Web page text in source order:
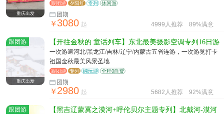
重庆出发
跟团游 夕阳红 专列 休闲游
团期
￥3080 起 4999人推荐 89%满意
跟团游
重庆出发
【开往金秋的 童话列车】东北最美摄影空调专列16日游
一次游遍河北/黑龙江/吉林/辽宁/内蒙古五省连游，一次游览打卡
祖国金秋最美风景圣地
跟团游 专列 纯玩游 全程0自费
团期
￥2980 起 5682人推荐 92%满意
跟团游
【黑吉辽蒙冀之漠河+呼伦贝尔主题专列】北戴河-漠河